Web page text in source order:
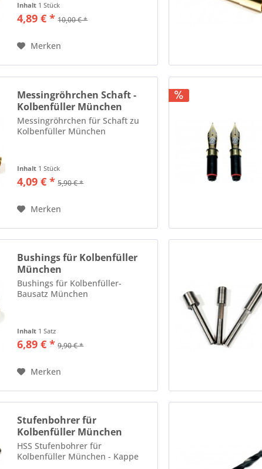
Inhalt 1 Stück
4,89 € * 10,00 € *
Merken
Messingröhrchen Schaft -
Kolbenfüller München
Messingröhrchen für Schaft zu
Kolbenfüller München
Inhalt 1 Stück
4,09 € * 5,90 € *
Merken
Bushings für Kolbenfüller
München
Bushings für Kolbenfüller-
Bausatz München
Inhalt 1 Satz
6,89 € * 9,90 € *
Merken
Stufenbohrer für
Kolbenfüller München
HSS Stufenbohrer für
Kolbenfüller München - Kappe